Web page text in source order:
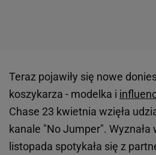
Teraz pojawiły się nowe
koszykarza - modelka i
Chase 23 kwietnia wzięła
kanale "No Jumper". Wyznała
listopada spotykała się z